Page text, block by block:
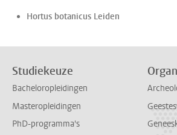
Hortus botanicus Leiden
Studiekeuze
Bacheloropleidingen
Masteropleidingen
PhD-programma's